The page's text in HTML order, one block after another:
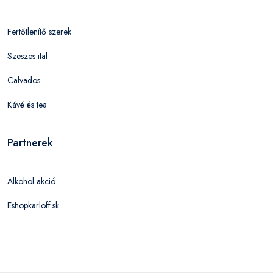
Fertőtlenítő szerek
Szeszes ital
Calvados
Kávé és tea
Partnerek
Alkohol akció
Eshopkarloff.sk